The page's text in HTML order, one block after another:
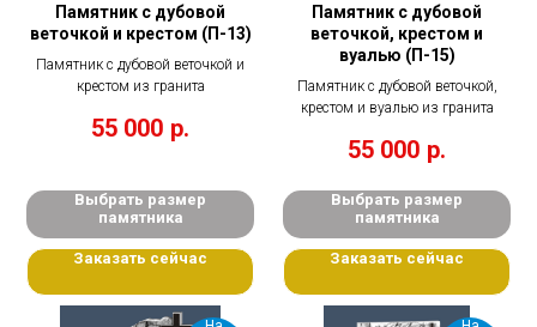
Памятник с дубовой
веточкой и крестом (П-13)
Памятник с дубовой веточкой и
крестом из гранита
55 000 р.
Выбрать размер
памятника
Заказать сейчас
Памятник с дубовой
веточкой, крестом и
вуалью (П-15)
Памятник с дубовой веточкой,
крестом и вуалью из гранита
55 000 р.
Выбрать размер
памятника
Заказать сейчас